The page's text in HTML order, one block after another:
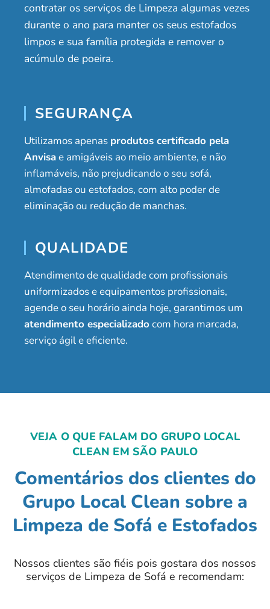
contratar os serviços de Limpeza algumas vezes
durante o ano para manter os seus estofados
limpos e sua família protegida e remover o
acúmulo de poeira.
SEGURANÇA
Utilizamos apenas produtos certificado pela
Anvisae amigáveis ao meio ambiente, e não
inflamáveis, não prejudicando o seu sofá,
almofadas ou estofados, com alto poder de
eliminação ou redução de manchas.
QUALIDADE
Atendimento de qualidade com profissionais
uniformizados e equipamentos profissionais,
agende o seu horário ainda hoje, garantimos um
atendimento especializado com hora marcada,
serviço ágil e eficiente.
VEJA O QUE FALAM DO GRUPO LOCAL
CLEAN EM SÃO PAULO
Comentários dos clientes do
Grupo Local Clean sobre a
Limpeza de Sofá e Estofados
Nossos clientes são fiéis pois gostara dos nossos
serviços de Limpeza de Sofá e recomendam: